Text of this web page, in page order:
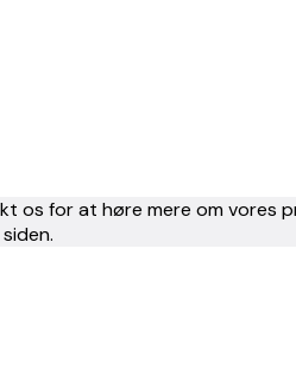
os for at høre mere om vores